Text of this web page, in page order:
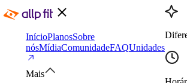
InícioPlanosSobre
nósMídiaComunidadeFAQUnidades
Mais